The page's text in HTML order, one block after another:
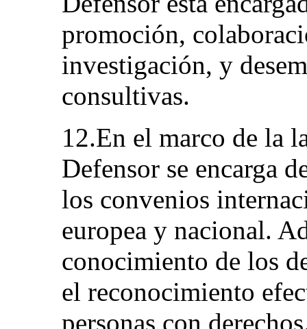
promoción,
investigación, y
consultivas.
12.En el marco de la
Defensor se encarga
los convenios
europea y nacional.
conocimiento de los
el reconocimiento
personas con